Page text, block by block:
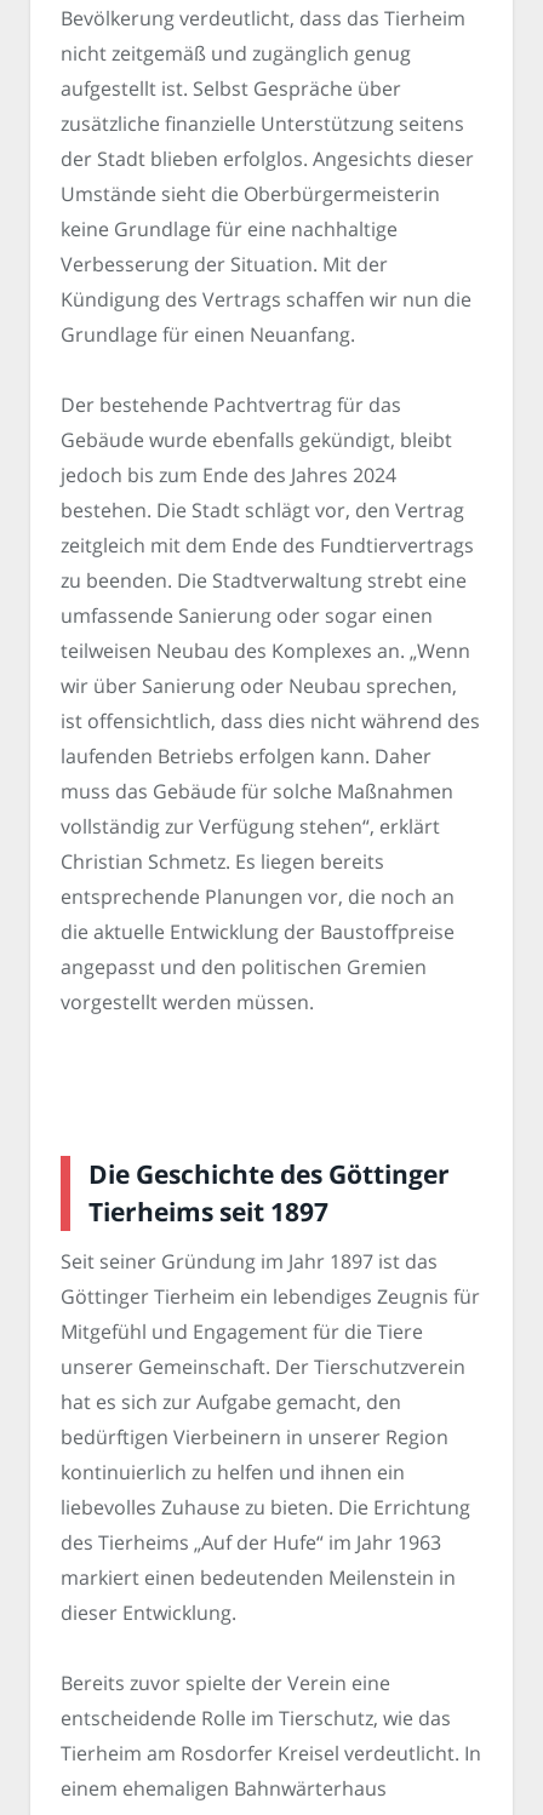
Bevölkerung verdeutlicht, dass das Tierheim
nicht zeitgemäß und zugänglich genug
aufgestellt ist. Selbst Gespräche über
zusätzliche finanzielle Unterstützung seitens
der Stadt blieben erfolglos. Angesichts dieser
Umstände sieht die Oberbürgermeisterin
keine Grundlage für eine nachhaltige
Verbesserung der Situation. Mit der
Kündigung des Vertrags schaffen wir nun die
Grundlage für einen Neuanfang.
Der bestehende Pachtvertrag für das
Gebäude wurde ebenfalls gekündigt, bleibt
jedoch bis zum Ende des Jahres 2024
bestehen. Die Stadt schlägt vor, den Vertrag
zeitgleich mit dem Ende des Fundtiervertrags
zu beenden. Die Stadtverwaltung strebt eine
umfassende Sanierung oder sogar einen
teilweisen Neubau des Komplexes an. „Wenn
wir über Sanierung oder Neubau sprechen,
ist offensichtlich, dass dies nicht während des
laufenden Betriebs erfolgen kann. Daher
muss das Gebäude für solche Maßnahmen
vollständig zur Verfügung stehen“, erklärt
Christian Schmetz. Es liegen bereits
entsprechende Planungen vor, die noch an
die aktuelle Entwicklung der Baustoffpreise
angepasst und den politischen Gremien
vorgestellt werden müssen.
Die Geschichte des Göttinger
Tierheims seit 1897
Seit seiner Gründung im Jahr 1897 ist das
Göttinger Tierheim ein lebendiges Zeugnis für
Mitgefühl und Engagement für die Tiere
unserer Gemeinschaft. Der Tierschutzverein
hat es sich zur Aufgabe gemacht, den
bedürftigen Vierbeinern in unserer Region
kontinuierlich zu helfen und ihnen ein
liebevolles Zuhause zu bieten. Die Errichtung
des Tierheims „Auf der Hufe“ im Jahr 1963
markiert einen bedeutenden Meilenstein in
dieser Entwicklung.
Bereits zuvor spielte der Verein eine
entscheidende Rolle im Tierschutz, wie das
Tierheim am Rosdorfer Kreisel verdeutlicht. In
einem ehemaligen Bahnwärterhaus